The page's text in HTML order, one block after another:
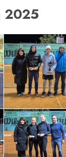
2025